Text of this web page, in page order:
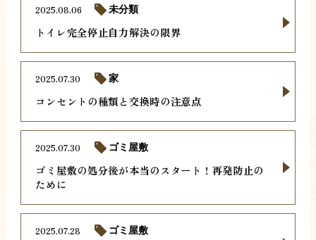
トイレ完全停止自力解決の限界
2025.08.06 未分類
コンセントの種類と交換時の注意点
2025.07.30 家
ゴミ屋敷の処分後が本当のスタート！再発防止の
ために
2025.07.30 ゴミ屋敷
2025.07.28 ゴミ屋敷